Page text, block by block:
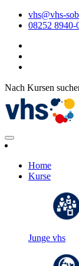
vhs@vhs-
08252 8940-
Nach Kursen
Home
Kurse
Junge vhs